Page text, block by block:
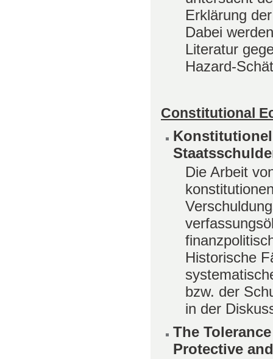
Erklärung
Dabei
Literatur
Hazard-
Constitutional
Die Arbeit
Historische
bzw. der
in der
The
Protective